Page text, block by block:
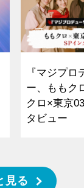
『マジプロ
ー、ももク
クロ×東京
タビュー
見る